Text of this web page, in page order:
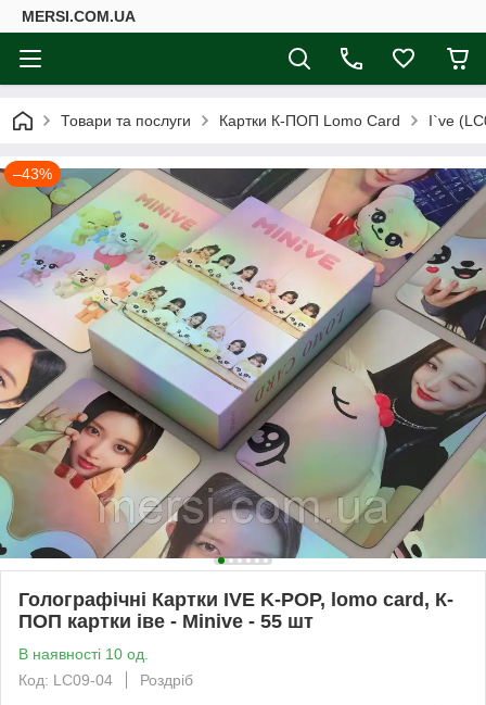
MERSI.COM.UA
Товари та послуги Картки К-ПОП Lomo Card I`ve
–43%
Голографічні Картки IVE K-POP, lomo card, К-
ПОП картки іве - Minive - 55 шт
В наявності 10 од.
Код: LC09-04
Роздріб